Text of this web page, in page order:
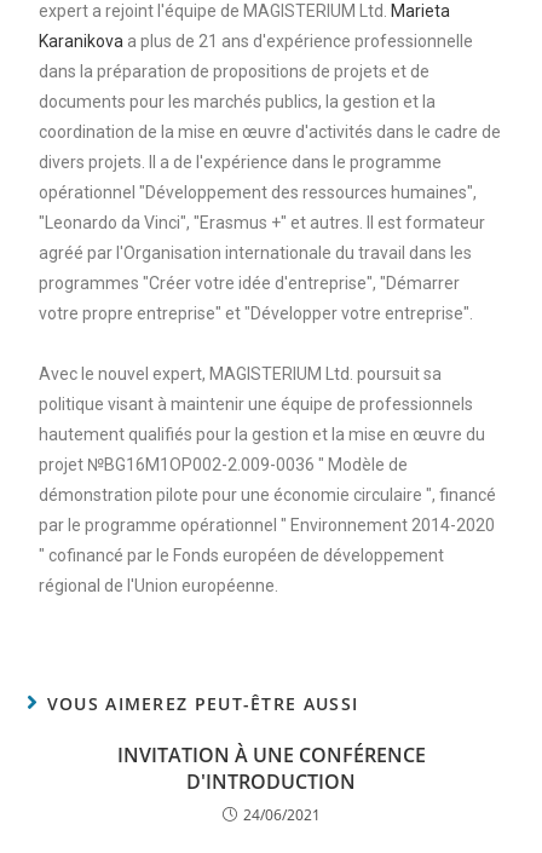
expert a rejoint l'équipe de MAGISTERIUM Ltd. Marieta
Karanikova a plus de 21 ans d'expérience professionnelle
dans la préparation de propositions de projets et de
documents pour les marchés publics, la gestion et la
coordination de la mise en œuvre d'activités dans le cadre de
divers projets. Il a de l'expérience dans le programme
opérationnel "Développement des ressources humaines",
"Leonardo da Vinci", "Erasmus +" et autres. Il est formateur
agréé par l'Organisation internationale du travail dans les
programmes "Créer votre idée d'entreprise", "Démarrer
votre propre entreprise" et "Développer votre entreprise".
Avec le nouvel expert, MAGISTERIUM Ltd. poursuit sa
politique visant à maintenir une équipe de professionnels
hautement qualifiés pour la gestion et la mise en œuvre du
projet №BG16M1OP002-2.009-0036 " Modèle de
démonstration pilote pour une économie circulaire ", financé
par le programme opérationnel " Environnement 2014-2020
" cofinancé par le Fonds européen de développement
régional de l'Union européenne.
VOUS AIMEREZ PEUT-ÊTRE AUSSI
INVITATION À UNE CONFÉRENCE
D'INTRODUCTION
24/06/2021